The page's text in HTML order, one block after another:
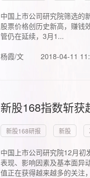
中国上市公司研究院筛选的
股票价格创历史新高，赚钱
管仍在延续，3月1...
杨霞/文
2018-04-11
新股168指数斩
新股168研报 新股
中国上市公司研究院12月初
表现、影响因素及基本面异
值正在获得越来越多的关注